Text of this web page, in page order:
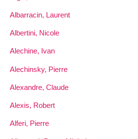
Albarracin, Laurent
Albertini, Nicole
Alechine, Ivan
Alechinsky, Pierre
Alexandre, Claude
Alexis, Robert
Alferi, Pierre